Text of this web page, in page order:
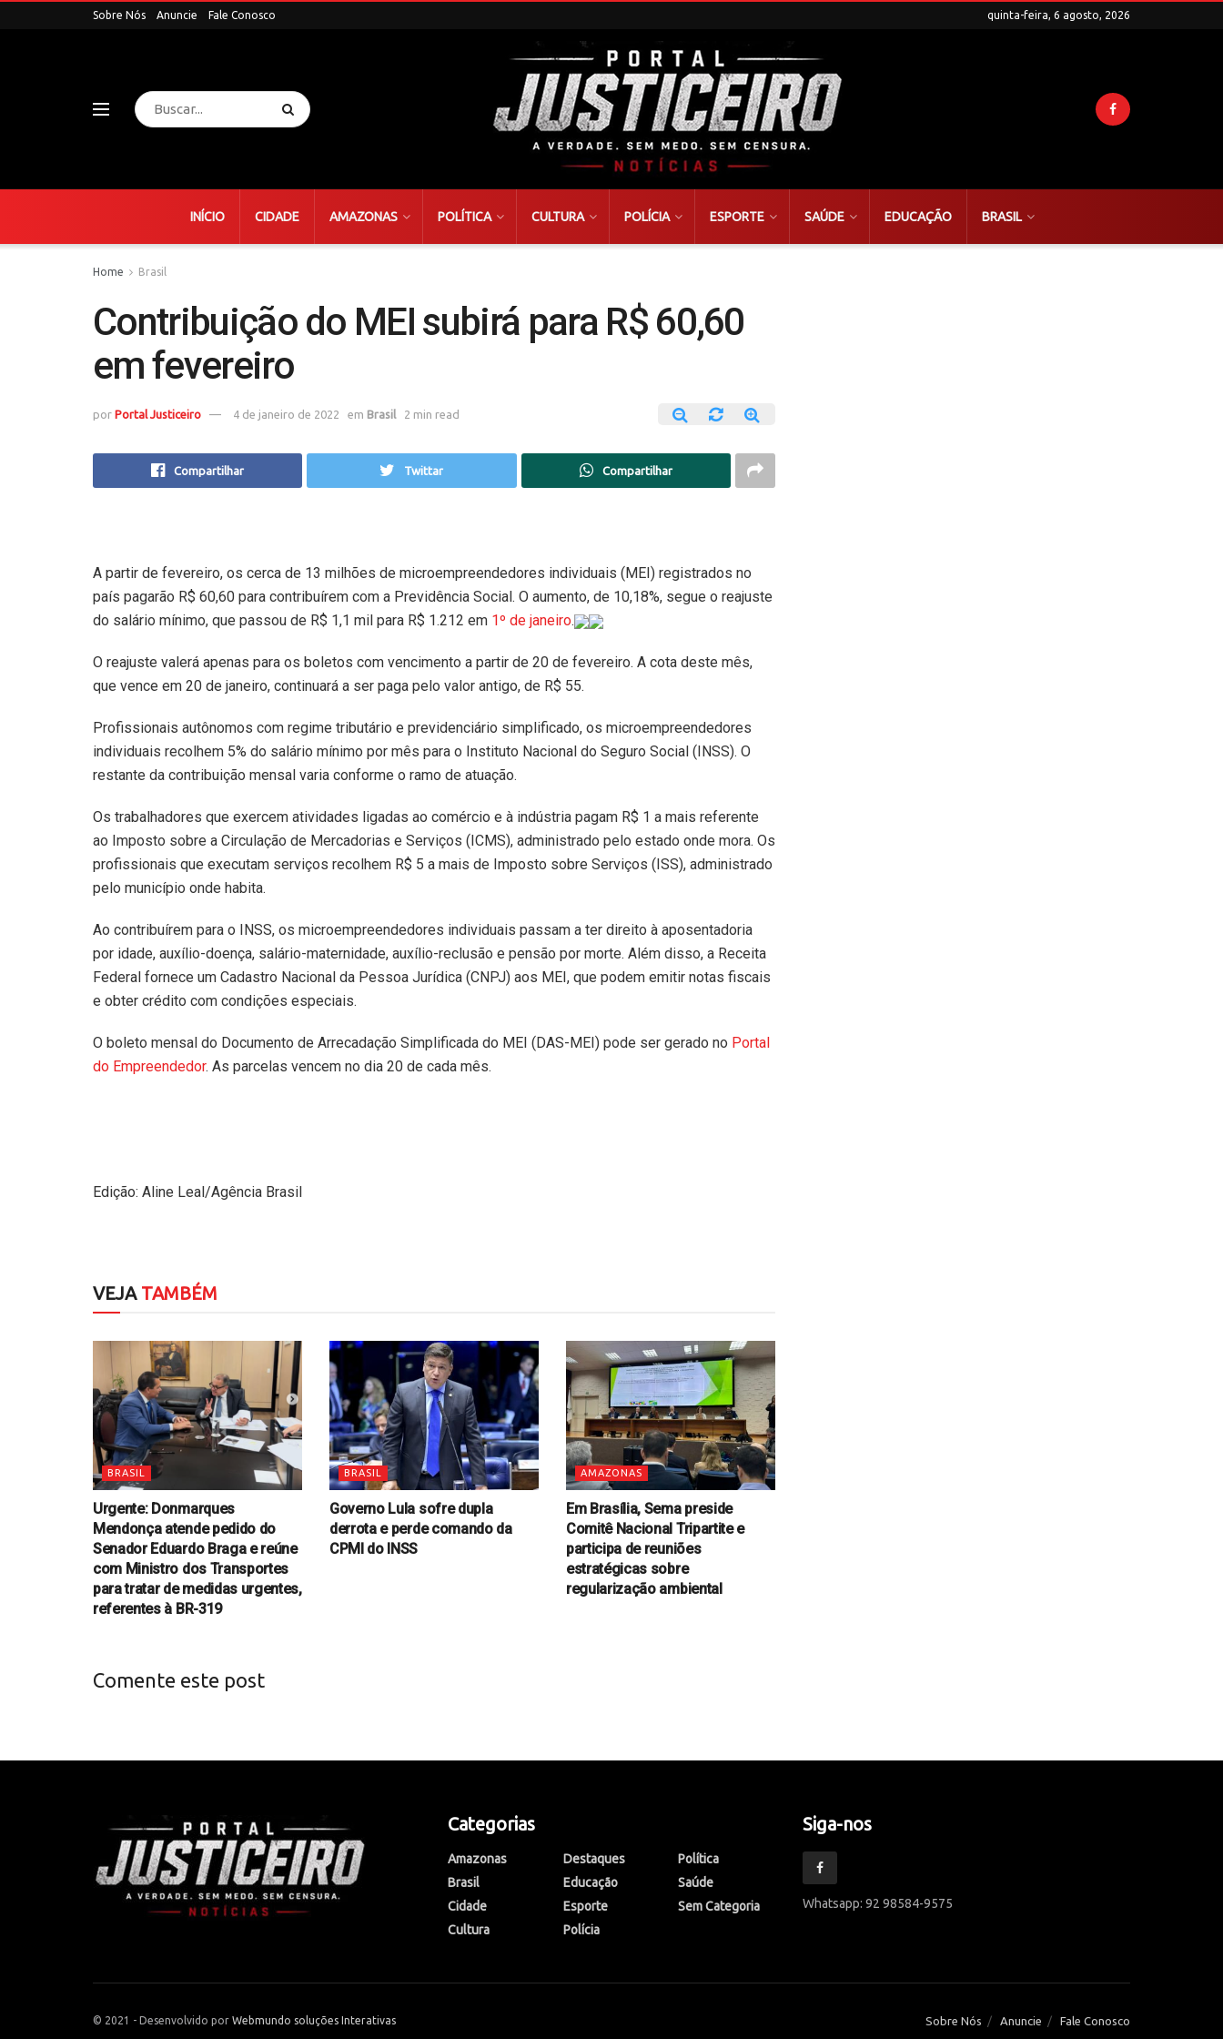
Sobre Nós Anuncie Fale Conosco quinta-feira, 6 agosto, 2026
INÍCIO CIDADE AMAZONAS POLÍTICA CULTURA POLÍCIA ESPORTE SAÚDE EDUCAÇÃO BRASIL
Home Brasil
Contribuição do MEI subirá para R$ 60,60
em fevereiro
por Portal Justiceiro 4 de janeiro de 2022 em Brasil 2 min read
Compartilhar Twittar Compartilhar
A partir de fevereiro, os cerca de 13 milhões de microempreendedores individuais (MEI) registrados no
país pagarão R$ 60,60 para contribuírem com a Previdência Social. O aumento, de 10,18%, segue o reajuste
do salário mínimo, que passou de R$ 1,1 mil para R$ 1.212 em 1º de janeiro.
O reajuste valerá apenas para os boletos com vencimento a partir de 20 de fevereiro. A cota deste mês,
que vence em 20 de janeiro, continuará a ser paga pelo valor antigo, de R$ 55.
Profissionais autônomos com regime tributário e previdenciário simplificado, os microempreendedores
individuais recolhem 5% do salário mínimo por mês para o Instituto Nacional do Seguro Social (INSS). O
restante da contribuição mensal varia conforme o ramo de atuação.
Os trabalhadores que exercem atividades ligadas ao comércio e à indústria pagam R$ 1 a mais referente
ao Imposto sobre a Circulação de Mercadorias e Serviços (ICMS), administrado pelo estado onde mora. Os
profissionais que executam serviços recolhem R$ 5 a mais de Imposto sobre Serviços (ISS), administrado
pelo município onde habita.
Ao contribuírem para o INSS, os microempreendedores individuais passam a ter direito à aposentadoria
por idade, auxílio-doença, salário-maternidade, auxílio-reclusão e pensão por morte. Além disso, a Receita
Federal fornece um Cadastro Nacional da Pessoa Jurídica (CNPJ) aos MEI, que podem emitir notas fiscais
e obter crédito com condições especiais.
O boleto mensal do Documento de Arrecadação Simplificada do MEI (DAS-MEI) pode ser gerado no Portal
do Empreendedor. As parcelas vencem no dia 20 de cada mês.
Edição: Aline Leal/Agência Brasil
VEJATAMBÉM
BRASIL
Urgente: Donmarques
Mendonça atende pedido do
Senador Eduardo Braga e reúne
com Ministro dos Transportes
para tratar de medidas urgentes,
referentes à BR-319
BRASIL
Governo Lula sofre dupla
derrota e perde comando da
CPMI do INSS
AMAZONAS
Em Brasília, Sema preside
Comitê Nacional Tripartite e
participa de reuniões
estratégicas sobre
regularização ambiental
Comente este post
Categorias
Amazonas
Brasil
Cidade
Cultura
Destaques
Educação
Esporte
Polícia
Política
Saúde
Sem Categoria
Siga-nos
Whatsapp: 92 98584-9575
Sobre Nós Anuncie Fale Conosco
© 2021 - Desenvolvido por Webmundo soluções Interativas